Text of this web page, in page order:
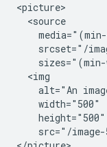
<picture>
  <source
srcset="/
  <img
alt="An
    width="500"
    height="500"
src="/